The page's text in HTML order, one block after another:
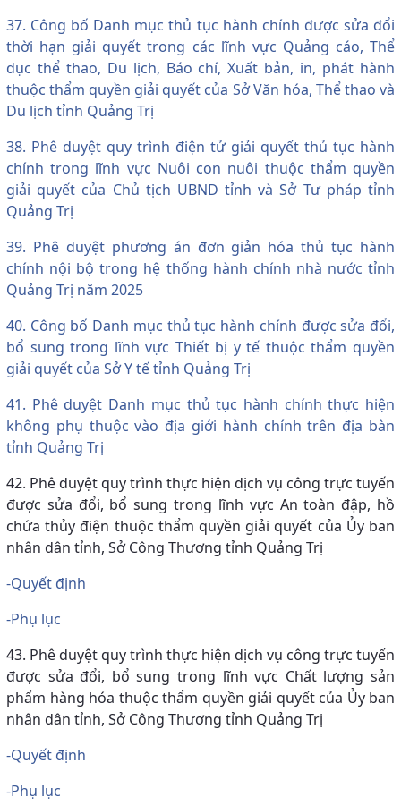
37. Công bố Danh mục thủ tục hành chính được sửa đổi
thời hạn giải quyết trong các lĩnh vực Quảng cáo, Thể
dục thể thao, Du lịch, Báo chí, Xuất bản, in, phát hành
thuộc thẩm quyền giải quyết của Sở Văn hóa, Thể thao và
Du lịch tỉnh Quảng Trị
38. Phê duyệt quy trình điện tử giải quyết thủ tục hành
chính trong lĩnh vực Nuôi con nuôi thuộc thẩm quyền
giải quyết của Chủ tịch UBND tỉnh và Sở Tư pháp tỉnh
Quảng Trị
39. Phê duyệt phương án đơn giản hóa thủ tục hành
chính nội bộ trong hệ thống hành chính nhà nước tỉnh
Quảng Trị năm 2025
40. Công bố Danh mục thủ tục hành chính được sửa đổi,
bổ sung trong lĩnh vực Thiết bị y tế thuộc thẩm quyền
giải quyết của Sở Y tế tỉnh Quảng Trị
41. Phê duyệt Danh mục thủ tục hành chính thực hiện
không phụ thuộc vào địa giới hành chính trên địa bàn
tỉnh Quảng Trị
42. Phê duyệt quy trình thực hiện dịch vụ công trực tuyến
được sửa đổi, bổ sung trong lĩnh vực An toàn đập, hồ
chứa thủy điện thuộc thẩm quyền giải quyết của Ủy ban
nhân dân tỉnh, Sở Công Thương tỉnh Quảng Trị
-Quyết định
-Phụ lục
43. Phê duyệt quy trình thực hiện dịch vụ công trực tuyến
được sửa đổi, bổ sung trong lĩnh vực Chất lượng sản
phẩm hàng hóa thuộc thẩm quyền giải quyết của Ủy ban
nhân dân tỉnh, Sở Công Thương tỉnh Quảng Trị
-Quyết định
-Phụ lục